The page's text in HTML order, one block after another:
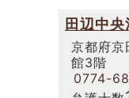
田辺中
京都府
館3階
0774-